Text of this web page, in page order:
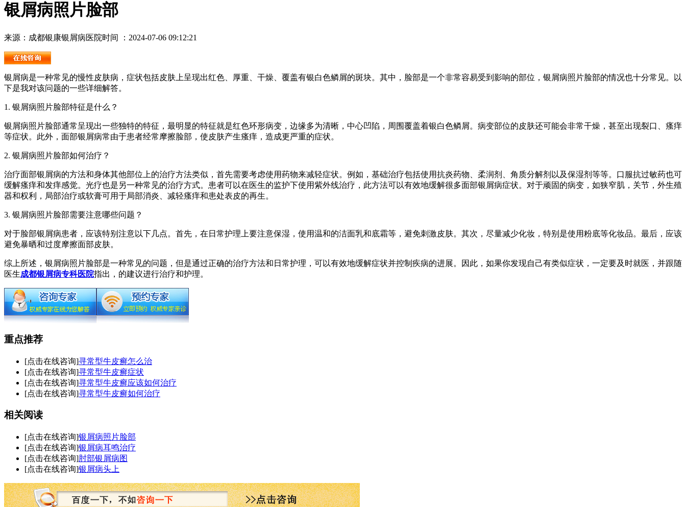
银屑病照片脸部
来源：成都银康银屑病医院时间 ：2024-07-06 09:12:21
银屑病是一种常见的慢性皮肤病，症状包括皮肤上呈现出红色、厚重、干燥、覆盖有银白色鳞屑的斑块。其中，脸部是一个非常容易受到影响的部位，银屑病照片脸部的情况也十分常见。以
下是我对该问题的一些详细解答。
1. 银屑病照片脸部特征是什么？
银屑病照片脸部通常呈现出一些独特的特征，最明显的特征就是红色环形病变，边缘多为清晰，中心凹陷，周围覆盖着银白色鳞屑。病变部位的皮肤还可能会非常干燥，甚至出现裂口、瘙痒
等症状。此外，面部银屑病常由于患者经常摩擦脸部，使皮肤产生瘙痒，造成更严重的症状。
2. 银屑病照片脸部如何治疗？
治疗面部银屑病的方法和身体其他部位上的治疗方法类似，首先需要考虑使用药物来减轻症状。例如，基础治疗包括使用抗炎药物、柔润剂、角质分解剂以及保湿剂等等。口服抗过敏药也可
缓解瘙痒和发痒感觉。光疗也是另一种常见的治疗方式。患者可以在医生的监护下使用紫外线治疗，此方法可以有效地缓解很多面部银屑病症状。对于顽固的病变，如狭窄肌，关节，外生殖
器和权利，局部治疗或软膏可用于局部消炎、减轻瘙痒和患处表皮的再生。
3. 银屑病照片脸部需要注意哪些问题？
对于脸部银屑病患者，应该特别注意以下几点。首先，在日常护理上要注意保湿，使用温和的洁面乳和底霜等，避免刺激皮肤。其次，尽量减少化妆，特别是使用粉底等化妆品。最后，应该
避免暴晒和过度摩擦面部皮肤。
综上所述，银屑病照片脸部是一种常见的问题，但是通过正确的治疗方法和日常护理，可以有效地缓解症状并控制疾病的进展。因此，如果你发现自己有类似症状，一定要及时就医，并跟随
医生成都银屑病专科医院指出，的建议进行治疗和护理。
重点推荐
[点击在线咨询]寻常型牛皮癣怎么治
[点击在线咨询]寻常型牛皮癣症状
[点击在线咨询]寻常型牛皮癣应该如何治疗
[点击在线咨询]寻常型牛皮癣如何治疗
相关阅读
[点击在线咨询]银屑病照片脸部
[点击在线咨询]银屑病耳鸣治疗
[点击在线咨询]肘部银屑病图
[点击在线咨询]银屑病头上